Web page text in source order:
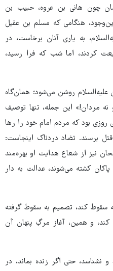
چون هانی بن عروه، حبیب بن
هنگامی که مسلم بن عقیل
به یاری آنان برخاست، در
کردند، اما شب که فرا رسید،
علیه‌السلام روشن می‌شود؛ همان‌گاه
مردان!» این جمله، تنها توصیف
روزی بود که مردم امام خود را رها
برسند. تضاد دردناک اینجاست:
نیز از شعاع هدایت او بهره‌مند
پاکان کشته می‌شوند، عدالت به دار
سقوط کند، تصمیم به سقوط گرفته
کند، و همین، آغاز مرگِ پنهان آن
نشناسد، حتی اگر زنده بماند، در